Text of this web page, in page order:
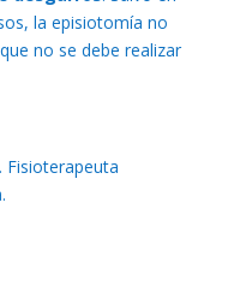
la episiotomía no
no se debe realizar
Fisioterapeuta